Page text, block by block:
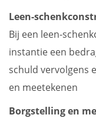
Leen-
Bij een leen-
instantie een
schuld vervolgens
en meetekenen
Borgstelling en